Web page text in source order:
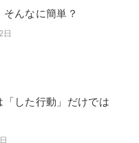
そんなに簡単？
日
「した行動」だけでは